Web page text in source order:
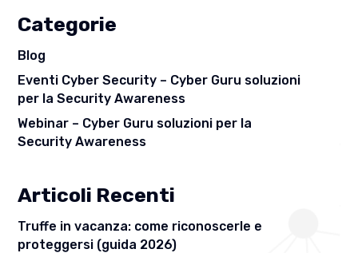
Categorie
Blog
Eventi Cyber Security – Cyber Guru soluzioni
per la Security Awareness
Webinar – Cyber Guru soluzioni per la
Security Awareness
Articoli Recenti
Truffe in vacanza: come riconoscerle e
proteggersi (guida 2026)